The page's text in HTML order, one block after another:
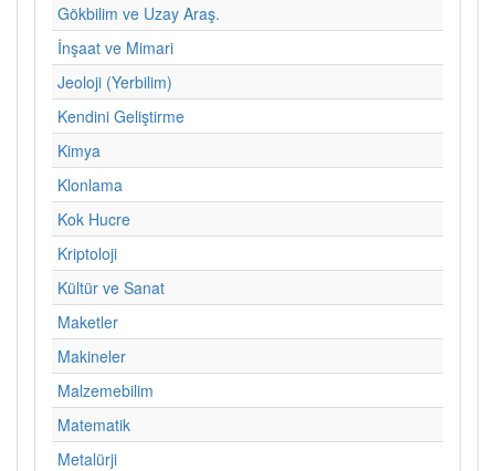
Gökbilim ve Uzay Araş.
İnşaat ve Mimari
Jeoloji (Yerbilim)
Kendini Geliştirme
Kimya
Klonlama
Kok Hucre
Kriptoloji
Kültür ve Sanat
Maketler
Makineler
Malzemebilim
Matematik
Metalürji